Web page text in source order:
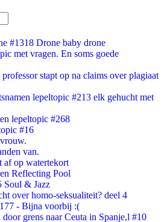
#1318 Drone baby drone
met vragen. En soms goede
stapt op na claims over plagiaat
lepeltopic #213 elk gehucht met
lepeltopic #268
#16
van.
af op watertekort
Reflecting Pool
Soul & Jazz
over homo-seksualiteit? deel 4
- Bijna voorbij :(
grens naar Ceuta in Spanje,l #10